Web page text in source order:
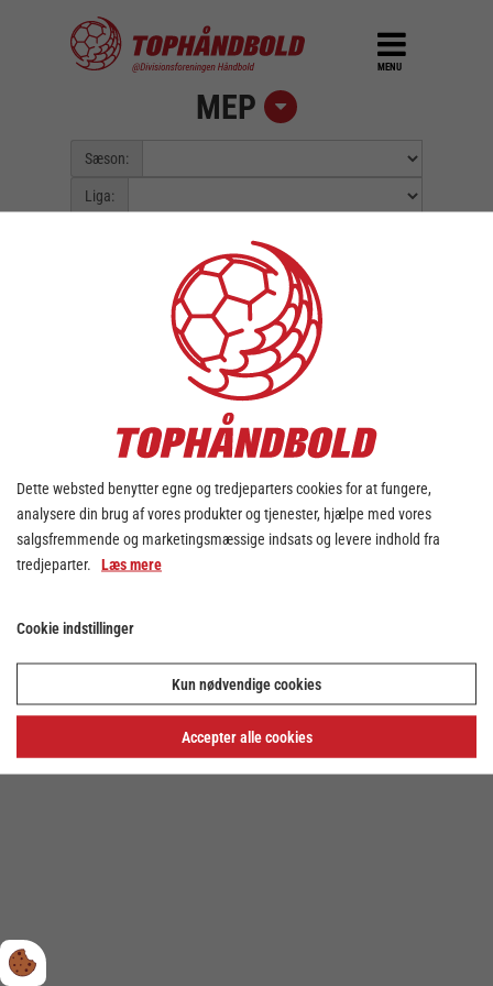
MENU
MEP
Sæson:
Liga:
Kunne ikke finde data for valgt
Privatlivs- og cookiepolitik
Dette websted benytter egne og tredjeparters cookies for at fungere,
analysere din brug af vores produkter og tjenester, hjælpe med vores
salgsfremmende og marketingsmæssige indsats og levere indhold fra
tredjeparter. Læs mere
Cookie indstillinger
Kun nødvendige cookies
Accepter alle cookies